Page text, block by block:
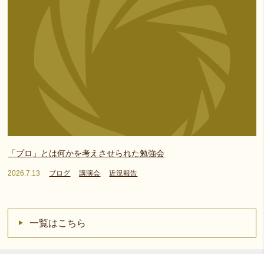
「プロ」とは何かを考えさせられた勉強会
2026.7.13 ブログ 講演会 近況報告
一覧はこちら